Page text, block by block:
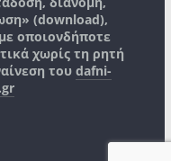
(download),
οποιονδήποτε
χωρίς τη ρητή
του dafni-